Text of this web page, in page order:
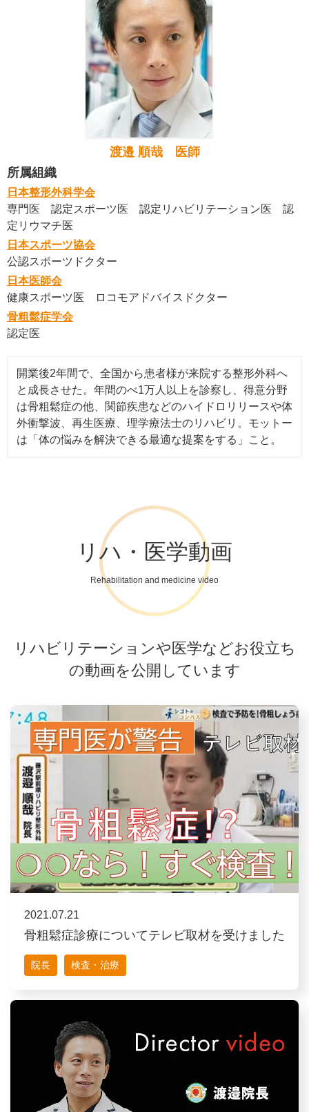
渡邉 順哉 医師
所属組織
日本整形外科学会
専門医 認定スポーツ医 認定リハビリテーション医 認
定リウマチ医
日本スポーツ協会
公認スポーツドクター
日本医師会
健康スポーツ医 ロコモアドバイスドクター
骨粗鬆症学会
認定医
開業後2年間で、全国から患者様が来院する整形外科へ
と成長させた。年間のべ1万人以上を診察し、得意分野
は骨粗鬆症の他、関節疾患などのハイドロリリースや体
外衝撃波、再生医療、理学療法士のリハビリ。モットー
は「体の悩みを解決できる最適な提案をする」こと。
リハ・医学動画
Rehabilitation and medicine video
リハビリテーションや医学などお役立ち
の動画を公開しています
2021.07.21
骨粗鬆症診療についてテレビ取材を受けました
院長 検査・治療